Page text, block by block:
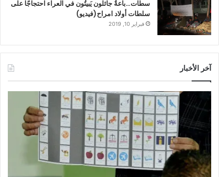
سطات…باعةٌ جائلون يَبيتُون في العراء احتجاجًا على
سلطات أولاد امراح(فيديو)
فبراير 10, 2019
آخر الأخبار